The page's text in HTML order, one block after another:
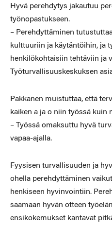
Hyvä perehdytys jakautuu
työnopastukseen.
– Perehdyttäminen
kulttuuriin ja käytäntöihin, ja
henkilökohtaisiin tehtäviin ja
Työturvallisuuskeskuksen
Pakkanen muistuttaa, että
kaiken a ja o niin työssä kuin
– Työssä omaksuttu hyvä
vapaa-ajalla.
Fyysisen turvallisuuden ja
ohella perehdyttäminen
henkiseen hyvinvointiin.
saamaan hyvän otteen
ensikokemukset kantavat